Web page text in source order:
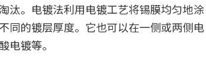
汰。电镀法利用电镀工艺将锡膜均匀地涂
同的镀层厚度。它也可以在一侧或两侧电
电镀等。